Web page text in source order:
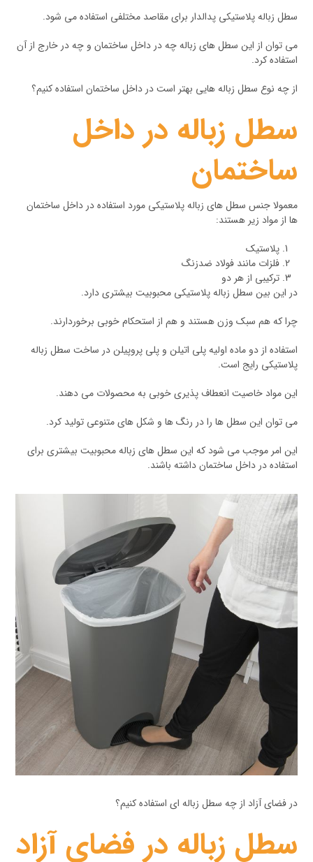
سطل زباله پلاستیکی پدالدار برای مقاصد مختلفی استفاده می شود.
می توان از این سطل های زباله چه در داخل ساختمان و چه در خارج از آن
استفاده کرد.
از چه نوع سطل زباله هایی بهتر است در داخل ساختمان استفاده کنیم؟
سطل زباله در داخل
ساختمان
معمولا جنس سطل های زباله پلاستیکی مورد استفاده در داخل ساختمان
ها از مواد زیر هستند:
پلاستیک
فلزات مانند فولاد ضدزنگ
ترکیبی از هر دو
در این بین سطل زباله پلاستیکی محبوبیت بیشتری دارد.
چرا که هم سبک وزن هستند و هم از استحکام خوبی برخوردارند.
استفاده از دو ماده اولیه پلی اتیلن و پلی پروپیلن در ساخت سطل زباله
پلاستیکی رایج است.
این مواد خاصیت انعطاف پذیری خوبی به محصولات می دهند.
می توان این سطل ها را در رنگ ها و شکل های متنوعی تولید کرد.
این امر موجب می شود که این سطل های زباله محبوبیت بیشتری برای
استفاده در داخل ساختمان داشته باشند.
در فضای آزاد از چه سطل زباله ای استفاده کنیم؟
سطل زباله در فضای آزاد